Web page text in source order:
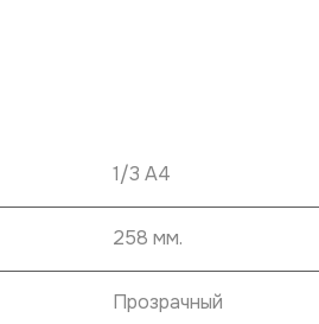
1/3 A4
258 мм.
Прозрачный